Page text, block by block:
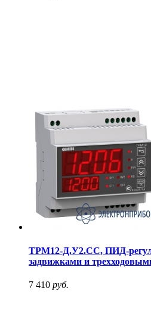
ТРМ12-Д.У2.СС, ПИД-
задвижками и
7 410 руб.